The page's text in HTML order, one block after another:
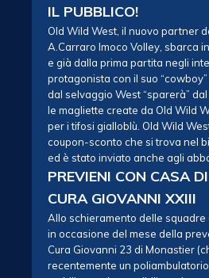
IL PUBBLICO!
Old Wild West, il nuovo partner
A.Carraro Imoco Volley, sbarca
e già dalla prima partita negli
protagonista con il suo
dal selvaggio West “sparerà”
le magliette create da Old Wild
per i tifosi gialloblù. Old Wild
coupon-sconto che si trova nel
ed è stato inviato anche agli
PREVIENI CON CASA DI
CURA GIOVANNI XXIII
Allo schieramento delle squadre
in occasione del mese della
Cura Giovanni 23 di Monastier
recentemente un poliambulatorio